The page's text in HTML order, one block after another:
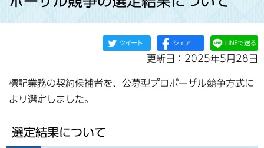
更新日：2025年5月28日
標記業務の契約候補者を、公募型プロポーザル競争方式に
より選定しました。
選定結果について